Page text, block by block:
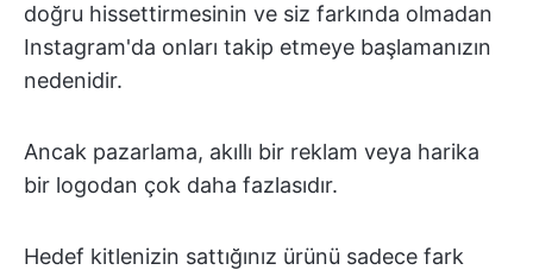
doğru hissettirmesinin ve siz farkında olmadan
Instagram'da onları takip etmeye başlamanızın
nedenidir.
Ancak pazarlama, akıllı bir reklam veya harika
bir logodan çok daha fazlasıdır.
Hedef kitlenizin sattığınız ürünü sadece fark